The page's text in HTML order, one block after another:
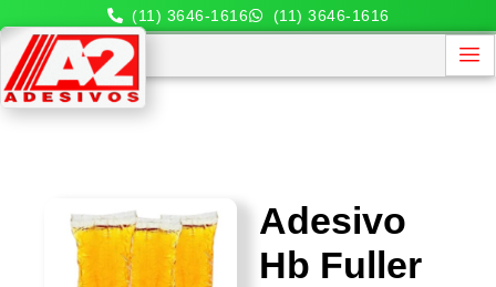
(11) 3646-1616 (11) 3646-1616
Adesivo
Hb Fuller